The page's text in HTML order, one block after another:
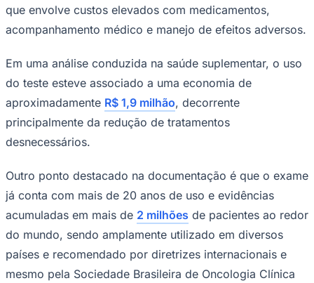
Corinthians
que envolve custos elevados com medicamentos,
acompanhamento médico e manejo de efeitos adversos.
Em uma análise conduzida na saúde suplementar, o uso
do teste esteve associado a uma economia de
aproximadamente R$ 1,9 milhão, decorrente
principalmente da redução de tratamentos
desnecessários.
Outro ponto destacado na documentação é que o exame
já conta com mais de 20 anos de uso e evidências
acumuladas em mais de 2 milhões de pacientes ao redor
do mundo, sendo amplamente utilizado em diversos
países e recomendado por diretrizes internacionais e
mesmo pela Sociedade Brasileira de Oncologia Clínica